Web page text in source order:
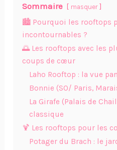
Sommaire masquer
🏙️ Pourquoi les rooftops
incontournables ?
🌅 Les rooftops avec les
coups de cœur
Laho Rooftop : la vue
Bonnie (SO/ Paris,
La Girafe (Palais de
classique
🍹 Les rooftops pour les
Potager du Brach : le